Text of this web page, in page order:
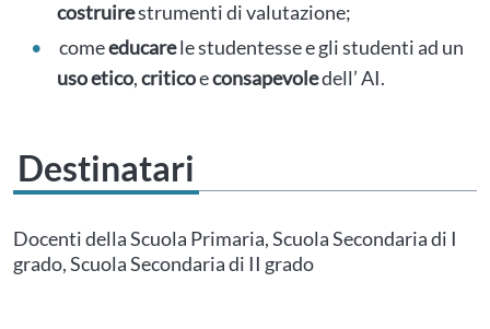
costruirestrumenti di valutazione;
comeeducarele studentesse e gli studenti ad un
usoetico,criticoeconsapevoledell’ AI.
Destinatari
tuo profilo personalePrima di procedere all'iscrizione aggiorna le tue scuole in
Area Personale
Docenti della Scuola Primaria, Scuola Secondaria di I
grado, Scuola Secondaria di II grado